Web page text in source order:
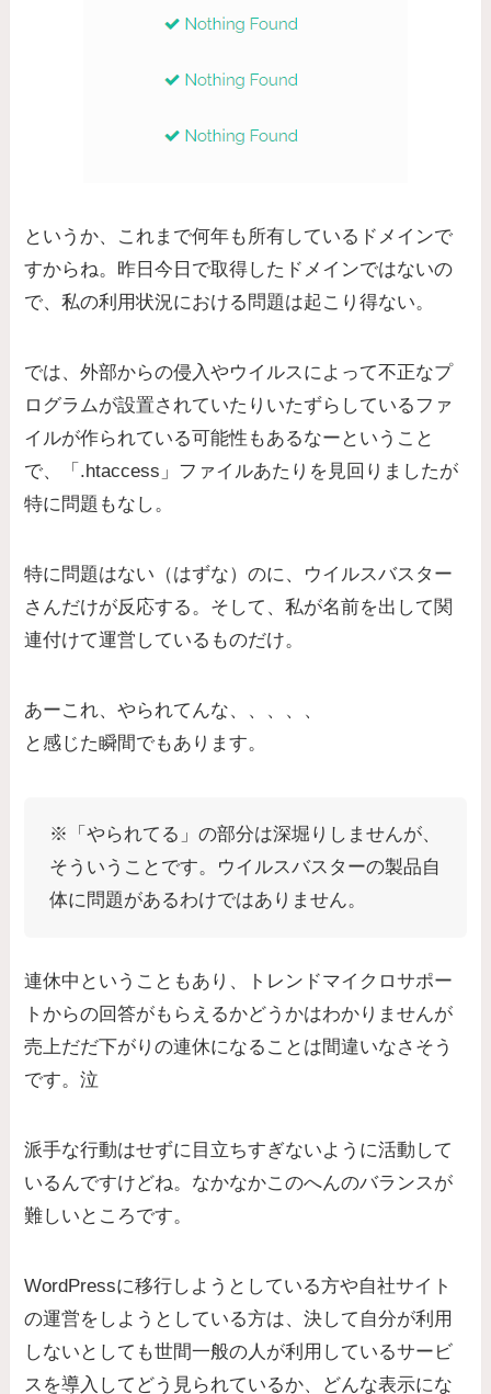
というか、これまで何年も所有しているドメインで
すからね。昨日今日で取得したドメインではないの
で、私の利用状況における問題は起こり得ない。
では、外部からの侵入やウイルスによって不正なプ
ログラムが設置されていたりいたずらしているファ
イルが作られている可能性もあるなーということ
で、「.htaccess」ファイルあたりを見回りましたが
特に問題もなし。
特に問題はない（はずな）のに、ウイルスバスター
さんだけが反応する。そして、私が名前を出して関
連付けて運営しているものだけ。
あーこれ、やられてんな、、、、、
と感じた瞬間でもあります。
※「やられてる」の部分は深堀りしませんが、
そういうことです。ウイルスバスターの製品自
体に問題があるわけではありません。
連休中ということもあり、トレンドマイクロサポー
トからの回答がもらえるかどうかはわかりませんが
売上だだ下がりの連休になることは間違いなさそう
です。泣
派手な行動はせずに目立ちすぎないように活動して
いるんですけどね。なかなかこのへんのバランスが
難しいところです。
WordPressに移行しようとしている方や自社サイト
の運営をしようとしている方は、決して自分が利用
しないとしても世間一般の人が利用しているサービ
スを導入してどう見られているか、どんな表示にな